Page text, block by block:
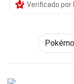
Verificado por